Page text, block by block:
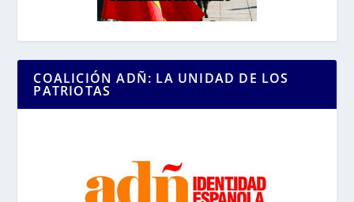
COALICIÓN ADÑ: LA UNIDAD DE LOS
PATRIOTAS